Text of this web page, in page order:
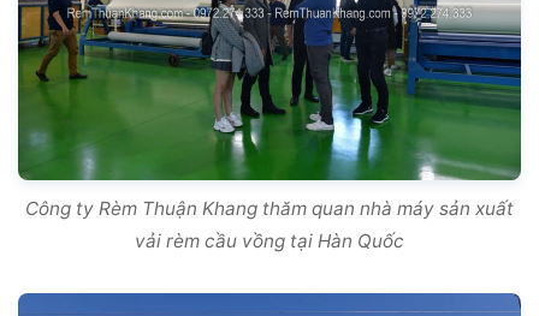
Công ty Rèm Thuận Khang thăm quan nhà máy sản xuất
vải rèm cầu vồng tại Hàn Quốc